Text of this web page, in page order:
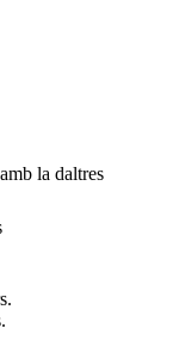
la daltres